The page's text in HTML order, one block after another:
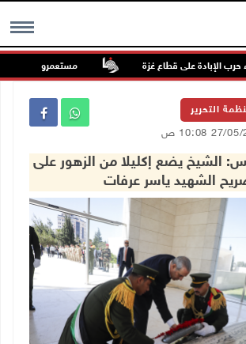
MENU
مستعمرون يتلفون
التحرير
الشيخ يضع إكليلا من الزهور على
الشهيد ياسر عرفات